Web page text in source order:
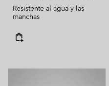
Resistente al agua y las
manchas